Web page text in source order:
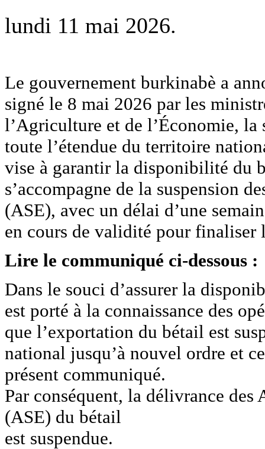
lundi 11 mai 2026.
Le gouvernement burkinabè a
signé le 8 mai 2026 par les
l’Agriculture et de l’Économie,
toute l’étendue du territoire
vise à garantir la disponibilité du
s’accompagne de la suspension
(ASE), avec un délai d’une
en cours de validité pour finaliser
Lire le communiqué ci-dessous :
Dans le souci d’assurer la
est porté à la connaissance des
que l’exportation du bétail est
national jusqu’à nouvel ordre et
présent communiqué.
Par conséquent, la délivrance
(ASE) du bétail
est suspendue.